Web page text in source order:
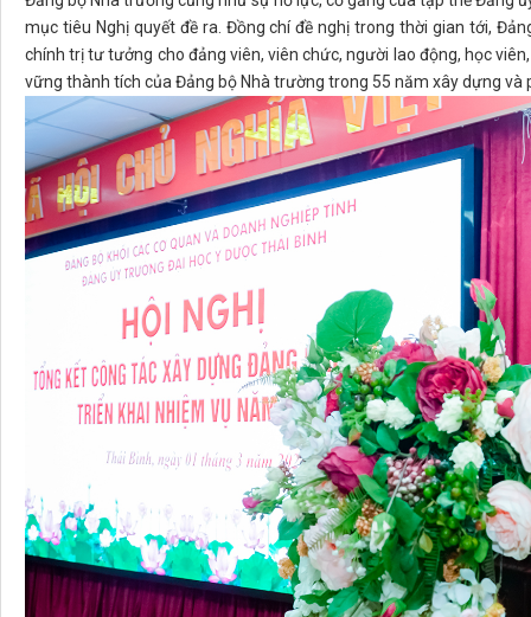
mục tiêu Nghị quyết đề ra. Đồng chí đề nghị trong thời gian tới,
chính trị tư tưởng cho đảng viên, viên chức, người lao động, học
vững thành tích của Đảng bộ Nhà trường trong 55 năm xây dựng và